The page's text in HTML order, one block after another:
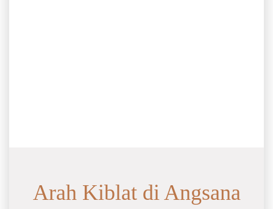
Arah Kiblat di Angsana